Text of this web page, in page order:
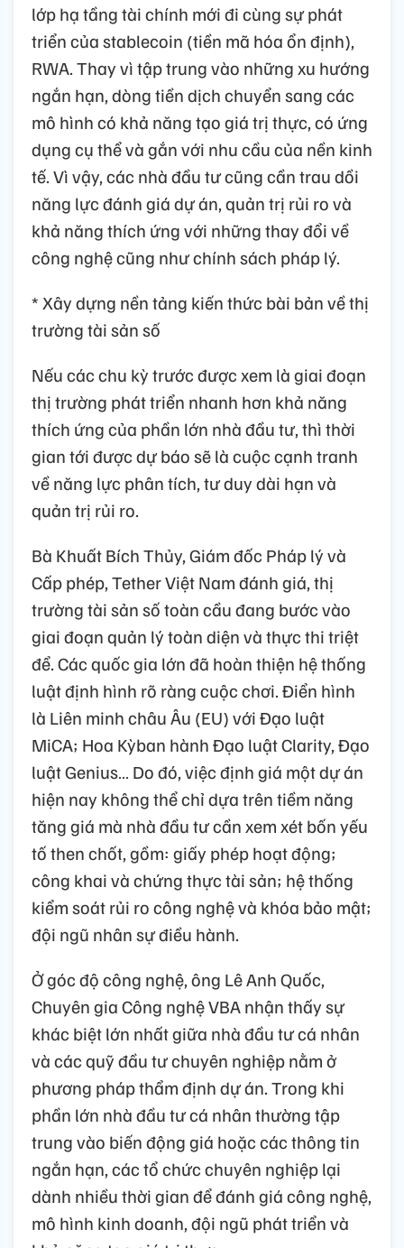
lớp hạ tầng tài chính mới đi cùng sự phát
triển của stablecoin (tiền mã hóa ổn định),
RWA. Thay vì tập trung vào những xu hướng
ngắn hạn, dòng tiền dịch chuyển sang các
mô hình có khả năng tạo giá trị thực, có ứng
dụng cụ thể và gắn với nhu cầu của nền kinh
tế. Vì vậy, các nhà đầu tư cũng cần trau dồi
năng lực đánh giá dự án, quản trị rủi ro và
khả năng thích ứng với những thay đổi về
công nghệ cũng như chính sách pháp lý.
* Xây dựng nền tảng kiến thức bài bản về thị
trường tài sản số
Nếu các chu kỳ trước được xem là giai đoạn
thị trường phát triển nhanh hơn khả năng
thích ứng của phần lớn nhà đầu tư, thì thời
gian tới được dự báo sẽ là cuộc cạnh tranh
về năng lực phân tích, tư duy dài hạn và
quản trị rủi ro.
Bà Khuất Bích Thủy, Giám đốc Pháp lý và
Cấp phép, Tether Việt Nam đánh giá, thị
trường tài sản số toàn cầu đang bước vào
giai đoạn quản lý toàn diện và thực thi triệt
để. Các quốc gia lớn đã hoàn thiện hệ thống
luật định hình rõ ràng cuộc chơi. Điển hình
là Liên minh châu Âu (EU) với Đạo luật
MiCA; Hoa Kỳban hành Đạo luật Clarity, Đạo
luật Genius… Do đó, việc định giá một dự án
hiện nay không thể chỉ dựa trên tiềm năng
tăng giá mà nhà đầu tư cần xem xét bốn yếu
tố then chốt, gồm: giấy phép hoạt động;
công khai và chứng thực tài sản; hệ thống
kiểm soát rủi ro công nghệ và khóa bảo mật;
đội ngũ nhân sự điều hành.
Ở góc độ công nghệ, ông Lê Anh Quốc,
Chuyên gia Công nghệ VBA nhận thấy sự
khác biệt lớn nhất giữa nhà đầu tư cá nhân
và các quỹ đầu tư chuyên nghiệp nằm ở
phương pháp thẩm định dự án. Trong khi
phần lớn nhà đầu tư cá nhân thường tập
trung vào biến động giá hoặc các thông tin
ngắn hạn, các tổ chức chuyên nghiệp lại
dành nhiều thời gian để đánh giá công nghệ,
mô hình kinh doanh, đội ngũ phát triển và